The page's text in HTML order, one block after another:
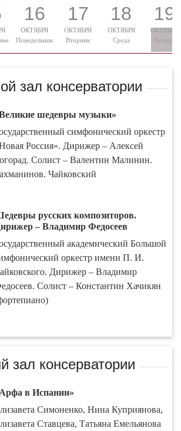
16
ОКТЯБРЯ
Понедельник
17
ОКТЯБРЯ
Вторник
18
ОКТЯБРЯ
Среда
19
ОКТЯБРЯ
Четверг
зал консерватории
шедевры музыки»
симфонический оркестр
Россия». Дирижер – Алексей
Солист – Валентин Малинин.
Чайковский
русских композиторов.
– Владимир Федосеев
академический Большой
оркестр имени П. И.
Дирижер – Владимир
Солист – Константин Хачикян
зал консерватории
в Испании»
Симоненко, Нина Куприянова,
Ставцева, Татьяна Емельянова